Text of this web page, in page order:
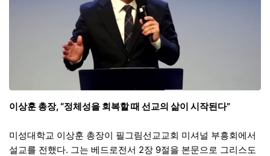
이상훈 총장, “정체성을 회복할 때 선교의 삶이 시작된다”
미성대학교 이상훈 총장이 필그림선교교회 미셔널 부흥회에서
설교를 전했다. 그는 베드로전서 2장 9절을 본문으로 그리스도